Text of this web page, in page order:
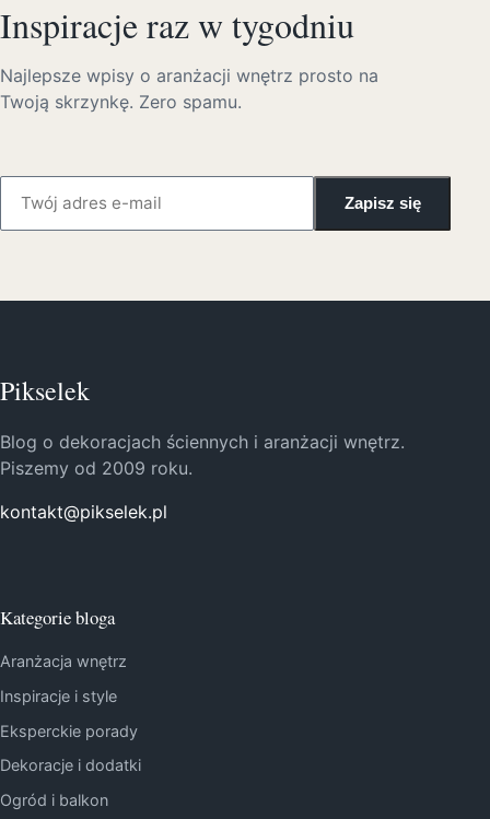
Inspiracje raz w tygodniu
Najlepsze wpisy o aranżacji wnętrz prosto na
Twoją skrzynkę. Zero spamu.
Zapisz się
Pikselek
Blog o dekoracjach ściennych i aranżacji wnętrz.
Piszemy od 2009 roku.
kontakt@pikselek.pl
Kategorie bloga
Aranżacja wnętrz
Inspiracje i style
Eksperckie porady
Dekoracje i dodatki
Ogród i balkon